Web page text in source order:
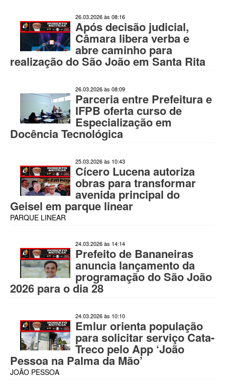
26.03.2026 às 08:16
Após decisão judicial,
Câmara libera verba e
abre caminho para
realização do São João em Santa Rita
26.03.2026 às 08:09
Parceria entre Prefeitura e
IFPB oferta curso de
Especialização em
Docência Tecnológica
25.03.2026 às 10:43
Cícero Lucena autoriza
obras para transformar
avenida principal do
Geisel em parque linear
PARQUE LINEAR
24.03.2026 às 14:14
Prefeito de Bananeiras
anuncia lançamento da
programação do São João
2026 para o dia 28
24.03.2026 às 10:10
Emlur orienta população
para solicitar serviço Cata-
Treco pelo App ‘João
Pessoa na Palma da Mão’
JOÃO PESSOA